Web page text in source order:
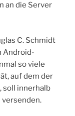
an die Server
C. Schmidt
Android-
so viele
auf dem der
soll innerhalb